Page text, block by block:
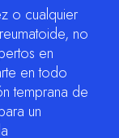
o cualquier
no
en
en todo
temprana de
un